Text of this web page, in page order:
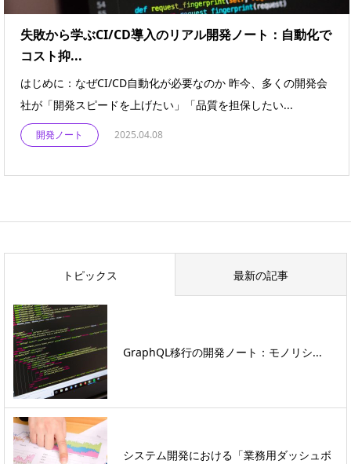
失敗から学ぶCI/CD導入のリアル開発ノート：自動化で
コスト抑...
はじめに：なぜCI/CD自動化が必要なのか 昨今、多くの開発会
社が「開発スピードを上げたい」「品質を担保したい...
開発ノート 2025.04.08
トピックス 最新の記事
GraphQL移行の開発ノート：モノリシ...
システム開発における「業務用ダッシュボ